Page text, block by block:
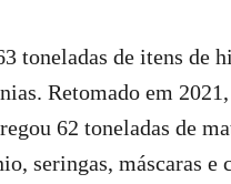
toneladas de itens de
Retomado em
62 toneladas de
seringas, máscaras e